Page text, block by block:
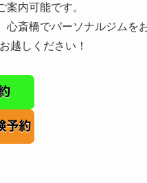
内可能です。
斎橋でパーソナルジムを
越しください！